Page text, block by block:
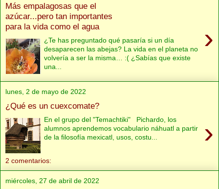
Más empalagosas que el
azúcar...pero tan importantes
para la vida como el agua
›
¿Te has preguntado qué pasaría si un día
desaparecen las abejas? La vida en el planeta no
volvería a ser la misma… :( ¿Sabías que existe
una...
lunes, 2 de mayo de 2022
¿Qué es un cuexcomate?
›
En el grupo del "Temachtiki" Pichardo, los
alumnos aprendemos vocabulario náhuatl a partir
de la filosofía mexicatl, usos, costu...
2 comentarios:
miércoles, 27 de abril de 2022